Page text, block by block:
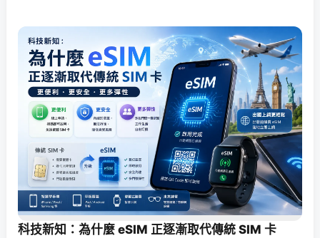
科技新知：為什麼 eSIM 正逐漸取代傳統 SIM 卡